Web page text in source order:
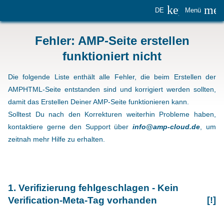
DE Menü
Fehler: AMP-Seite erstellen
funktioniert nicht
Die folgende Liste enthält alle Fehler, die beim Erstellen der
AMPHTML-Seite entstanden sind und korrigiert werden sollten,
damit das Erstellen Deiner AMP-Seite funktionieren kann.
Solltest Du nach den Korrekturen weiterhin Probleme haben,
kontaktiere gerne den Support überinfo@amp-cloud.de, um
zeitnah mehr Hilfe zu erhalten.
1. Verifizierung fehlgeschlagen - Kein
Verification-Meta-Tag vorhanden
[!]